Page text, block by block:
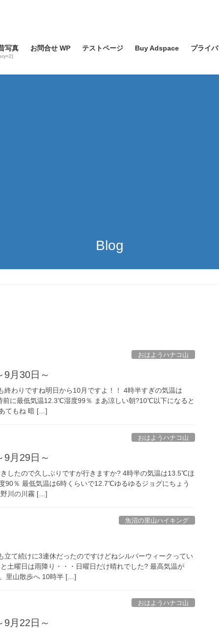
写真 お問合せ WP テストページ Buy Adspace プライ
Blog
おはようハナコ山
9月30日～
終わりですね明日から10月ですよ！！ 4時半すぎの気温は
に最低気温12.3℃湿度99％ まあ涼しい朝?10℃以下になると
てもね 暗 […]
おはようハナコ山
9月29日～
したので久しぶりですが行きますか? 4時半の気温は13.5℃ほ
90％ 最低気温は6時くらいで12.7℃ゆるゆるジョグにちょう
野川の川霧 […]
魚沼の里山ハイキング
立て続けに3連休だったのですけどねシルバーウィークってい
土曜日は雨降り・・・日曜日だけ晴れでした? 最高気温が
里山散歩へ 10時半 […]
おはようハナコ山
9月22日～